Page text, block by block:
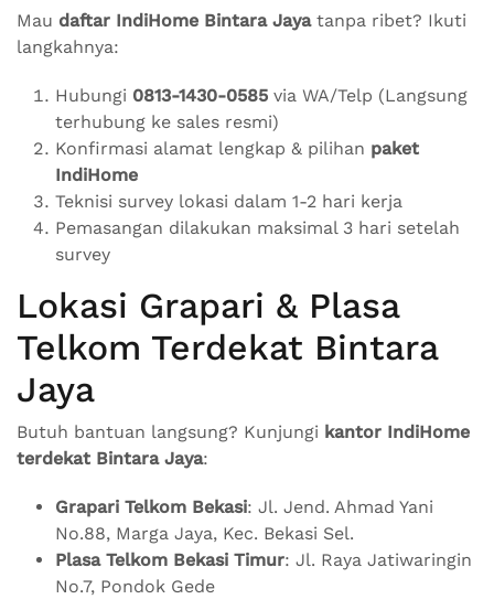
Mau daftar IndiHome Bintara Jayatanpa ribet? Ikuti
langkahnya:
Hubungi 0813-1430-0585 via WA/Telp (Langsung
terhubung ke sales resmi)
Konfirmasi alamat lengkap & pilihan paket
IndiHome
Teknisi survey lokasi dalam 1-2 hari kerja
Pemasangan dilakukan maksimal 3 hari setelah
survey
Lokasi Grapari & Plasa
Telkom Terdekat Bintara
Jaya
Butuh bantuan langsung? Kunjungi kantor IndiHome
terdekat Bintara Jaya:
Grapari Telkom Bekasi: Jl. Jend. Ahmad Yani
No.88, Marga Jaya, Kec. Bekasi Sel.
Plasa Telkom Bekasi Timur: Jl. Raya Jatiwaringin
No.7, Pondok Gede